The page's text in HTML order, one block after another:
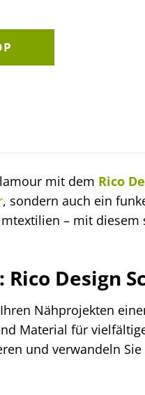
mit dem Rico
, sondern auch ein
– mit diesem
Design
Nähprojekten
Material für
und verwandeln